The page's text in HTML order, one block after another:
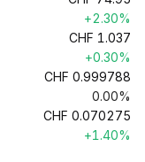
+2.30%
CHF 1.037
+0.30%
CHF 0.999788
0.00%
CHF 0.070275
+1.40%